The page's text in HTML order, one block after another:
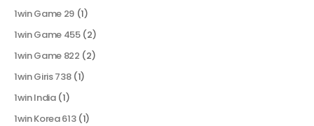
1win Game 29 (1)
1win Game 455(2)
1win Game 822 (2)
1win Giris 738(1)
1win India(1)
1win Korea 613(1)